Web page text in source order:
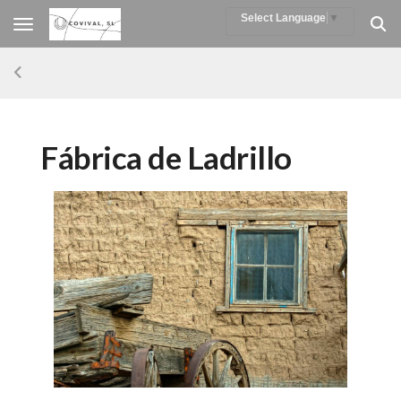
Select Language ▼
Toggle navigation
Fábrica de Ladrillo